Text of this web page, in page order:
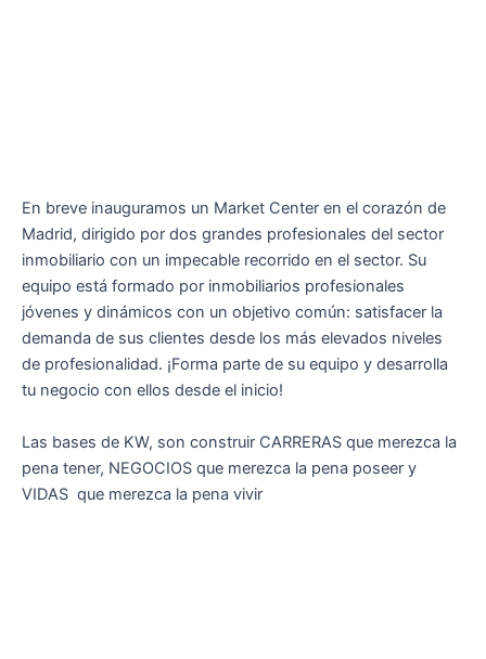
En breve inauguramos un Market Center en el corazón de
Madrid, dirigido por dos grandes profesionales del sector
inmobiliario con un impecable recorrido en el sector. Su
equipo está formado por inmobiliarios profesionales
jóvenes y dinámicos con un objetivo común: satisfacer la
demanda de sus clientes desde los más elevados niveles
de profesionalidad. ¡Forma parte de su equipo y desarrolla
tu negocio con ellos desde el inicio!
Las bases de KW, son construir CARRERAS que merezca la
pena tener, NEGOCIOS que merezca la pena poseer y
VIDAS que merezca la pena vivir